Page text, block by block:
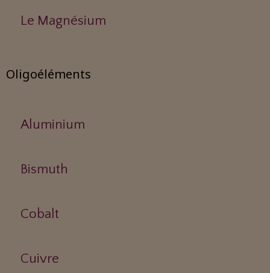
Le Magnésium
Oligoéléments
Aluminium
Bismuth
Cobalt
Cuivre